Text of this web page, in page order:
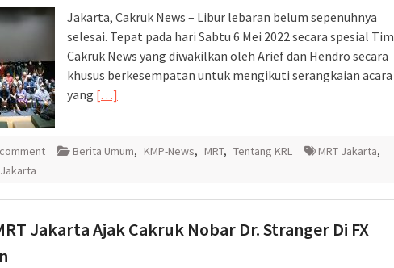
Jakarta, Cakruk News – Libur lebaran belum sepenuhnya
selesai. Tepat pada hari Sabtu 6 Mei 2022 secara spesial Tim
Cakruk News yang diwakilkan oleh Arief dan Hendro secara
khusus berkesempatan untuk mengikuti serangkaian acara
yang […]
Berita Umum, KMP-News, MRT, Tentang KRL MRT Jakarta,
Jakarta Ajak Cakruk Nobar Dr. Stranger Di FX